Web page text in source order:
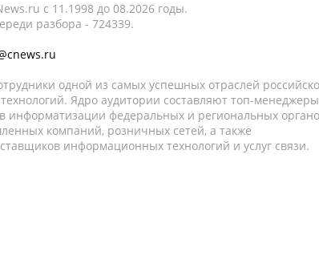
c 11.1998 до 08.2026 годы.
разбора - 724339.
одной из самых успешных отраслей
Ядро аудитории составляют топ-
информатизации федеральных и региональных
компаний, розничных сетей, а также
информационных технологий и услуг связи.